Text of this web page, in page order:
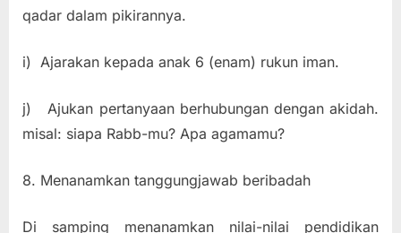
qadar dalam pikirannya.
i) Ajarakan kepada anak 6 (enam) rukun iman.
j) Ajukan pertanyaan berhubungan dengan akidah.
misal: siapa Rabb-mu? Apa agamamu?
8. Menanamkan tanggungjawab beribadah
Di samping menanamkan nilai-nilai pendidikan